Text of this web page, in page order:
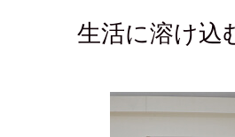
生活に溶け込